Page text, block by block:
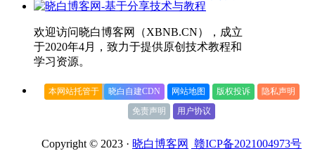
欢迎访问晓白博客网（XBNB.CN），成立
于2020年4月，致力于提供原创技术教程和
学习资源。
本网站托管于 晓白自建CDN 网站地图 版权投诉
隐私声明
免责声明
用户协议
Copyright © 2023 · 晓白博客网
赣ICP备2021004973号